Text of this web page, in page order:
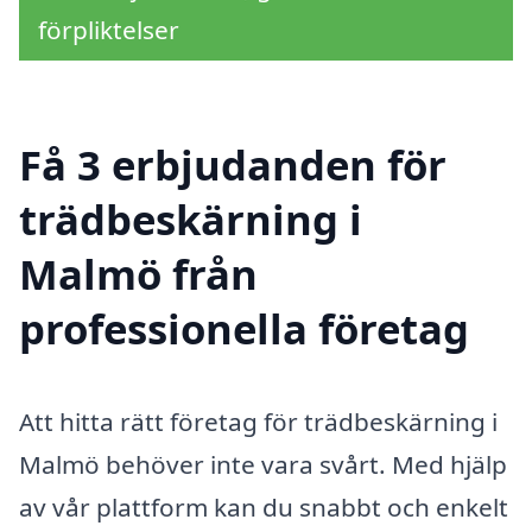
förpliktelser
Få 3 erbjudanden för
trädbeskärning i
Malmö från
professionella företag
Att hitta rätt företag för trädbeskärning i
Malmö behöver inte vara svårt. Med hjälp
av vår plattform kan du snabbt och enkelt